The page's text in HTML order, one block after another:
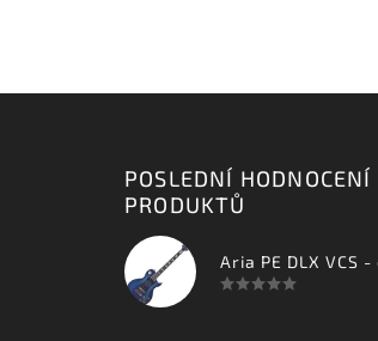
POSLEDNÍ HODNOCENÍ
PRODUKTŮ